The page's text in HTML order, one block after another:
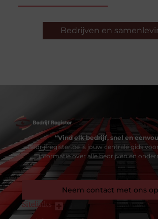
Bedrijven en
“Vind elk bedrijf, snel en
Bedrijfregister.be is jouw centrale gids
informatie over alle bedrijven en
Sitelinks
Neem contact met ons op